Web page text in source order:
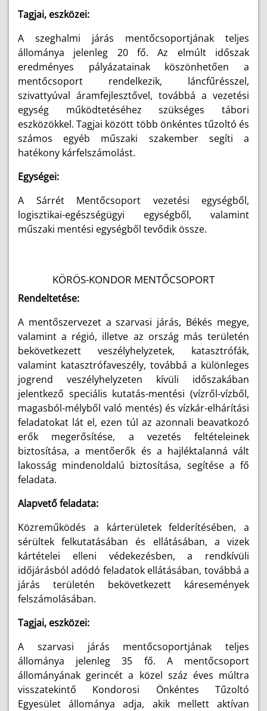
Tagjai, eszközei:
A szeghalmi járás mentőcsoportjának teljes
állománya jelenleg 20 fő. Az elmúlt időszak
eredményes pályázatainak köszönhetően a
mentőcsoport rendelkezik, láncfűrésszel,
szivattyúval áramfejlesztővel, továbbá a vezetési
egység működtetéséhez szükséges tábori
eszközökkel. Tagjai között több önkéntes tűzoltó és
számos egyéb műszaki szakember segíti a
hatékony kárfelszámolást.
Egységei:
A Sárrét Mentőcsoport vezetési egységből,
logisztikai-egészségügyi egységből, valamint
műszaki mentési egységből tevődik össze.
KÖRÖS-KONDOR MENTŐCSOPORT
Rendeltetése:
A mentőszervezet a szarvasi járás, Békés megye,
valamint a régió, illetve az ország más területén
bekövetkezett veszélyhelyzetek, katasztrófák,
valamint katasztrófaveszély, továbbá a különleges
jogrend veszélyhelyzeten kívüli időszakában
jelentkező speciális kutatás-mentési (vízről-vízből,
magasból-mélyből való mentés) és vízkár-elhárítási
feladatokat lát el, ezen túl az azonnali beavatkozó
erők megerősítése, a vezetés feltételeinek
biztosítása, a mentőerők és a hajléktalanná vált
lakosság mindenoldalú biztosítása, segítése a fő
feladata.
Alapvető feladata:
Közreműködés a kárterületek felderítésében, a
sérültek felkutatásában és ellátásában, a vizek
kártételei elleni védekezésben, a rendkívüli
időjárásból adódó feladatok ellátásában, továbbá a
járás területén bekövetkezett káresemények
felszámolásában.
Tagjai, eszközei:
A szarvasi járás mentőcsoportjának teljes
állománya jelenleg 35 fő. A mentőcsoport
állományának gerincét a közel száz éves múltra
visszatekintő Kondorosi Önkéntes Tűzoltó
Egyesület állománya adja, akik mellett aktívan